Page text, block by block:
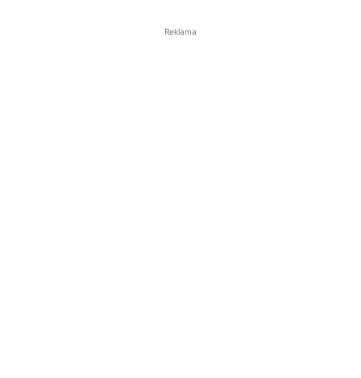
Reklama